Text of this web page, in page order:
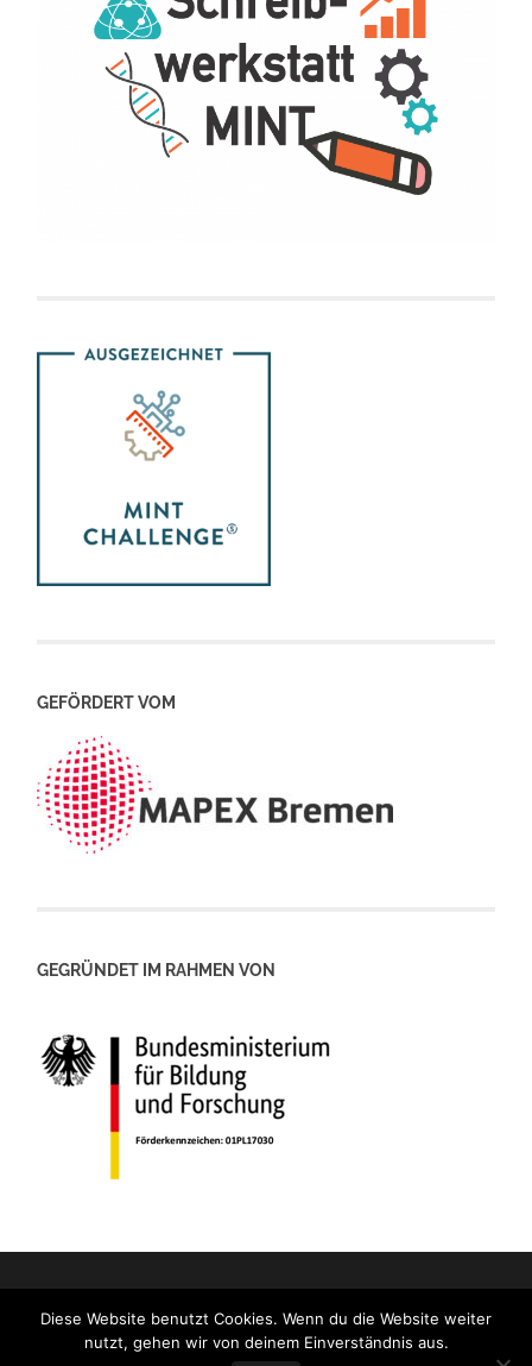
GEFÖRDERT VOM
GEGRÜNDET IM RAHMEN VON
Diese Website benutzt Cookies. Wenn du die Website weiter
nutzt, gehen wir von deinem Einverständnis aus.